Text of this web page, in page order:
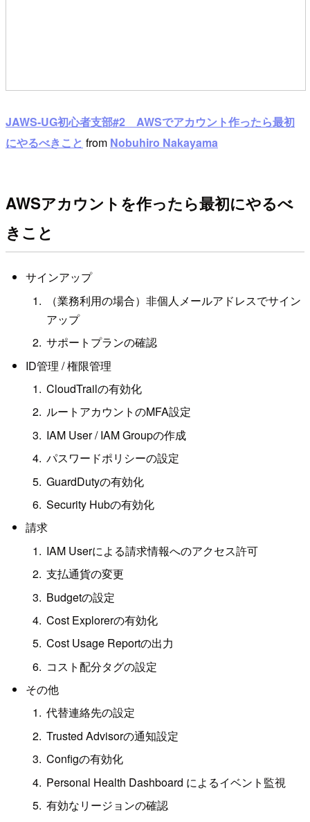
JAWS-UG初心者支部#2 AWSでアカウント作ったら最初
にやるべきこと from Nobuhiro Nakayama
AWSアカウントを作ったら最初にやるべ
きこと
サインアップ
（業務利用の場合）非個人メールアドレスでサイン
アップ
サポートプランの確認
ID管理 / 権限管理
CloudTrailの有効化
ルートアカウントのMFA設定
IAM User / IAM Groupの作成
パスワードポリシーの設定
GuardDutyの有効化
Security Hubの有効化
請求
IAM Userによる請求情報へのアクセス許可
支払通貨の変更
Budgetの設定
Cost Explorerの有効化
Cost Usage Reportの出力
コスト配分タグの設定
その他
代替連絡先の設定
Trusted Advisorの通知設定
Configの有効化
Personal Health Dashboard によるイベント監視
有効なリージョンの確認